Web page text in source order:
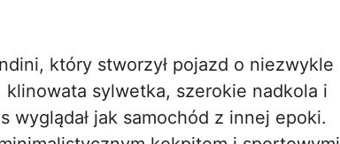
który stworzył pojazd o niezwykle
sylwetka, szerokie nadkola i
wyglądał jak samochód z innej epoki.